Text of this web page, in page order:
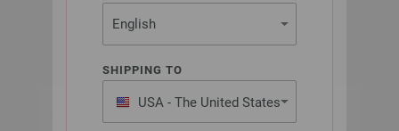
SHIPPING TO
USA - The United States
of America